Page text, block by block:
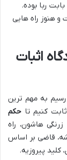
ربا بوده.
و هنوز راه هایی
اثبات
رسیم به مهم ترین
کنیم تا حکم
هاشون، راه
قاضی بر اساس
پیروزیه.